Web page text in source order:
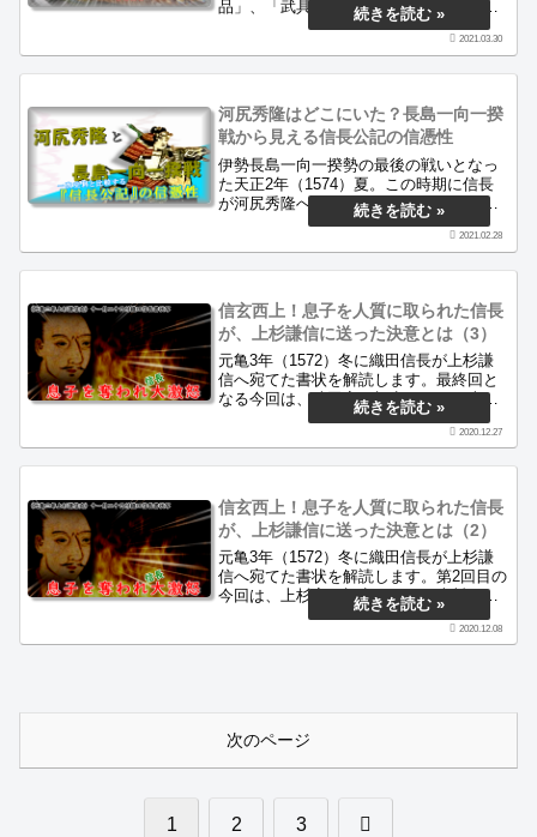
品」、「武具・馬」、「鳥類・猛禽類」
です。実際の史料を進物に絞って調べ、
複数回登場したものを挙げています。最
2021.03.30
河尻秀隆はどこにいた？長島一向一揆
戦から見える信長公記の信憑性
伊勢長島一向一揆勢の最後の戦いとなっ
た天正2年（1574）夏。この時期に信長
が河尻秀隆へ宛てた書状から、織田の諸
将がどのように動いたのか。さらにこの
時期の『信長公記』がどの程度信用の置
2021.02.28
信玄西上！息子を人質に取られた信長
が、上杉謙信に送った決意とは（3）
元亀3年（1572）冬に織田信長が上杉謙
信へ宛てた書状を解読します。最終回と
なる今回は、武田家の視点からこの史料
と時代背景を紹介します。信玄一流の外
交はどの程度実を結んだのでしょうか。
2020.12.27
信玄西上！息子を人質に取られた信長
が、上杉謙信に送った決意とは（2）
元亀3年（1572）冬に織田信長が上杉謙
信へ宛てた書状を解読します。第2回目の
今回は、上杉家の視点からこの史料を紹
介します。謙信を取り巻く当時の外交情
勢は、どのようなものだったでしょう
2020.12.08
次のページ
1 2 3 次